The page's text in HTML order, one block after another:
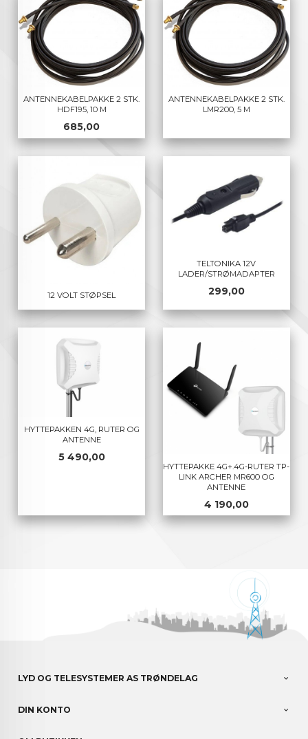
ANTENNEKABELPAKKE 2 STK.
HDF195, 10 M
Pris
685,00
ANTENNEKABELPAKKE 2 STK.
LMR200, 5 M
12 VOLT STØPSEL
TELTONIKA 12V
LADER/STRØMADAPTER
Pris
299,00
HYTTEPAKKEN 4G, RUTER OG
ANTENNE
Pris
5 490,00
HYTTEPAKKE 4G+.4G-RUTER TP-
LINK ARCHER MR600 OG
ANTENNE
Pris
4 190,00
LYD OG TELESYSTEMER AS TRØNDELAG
DIN KONTO